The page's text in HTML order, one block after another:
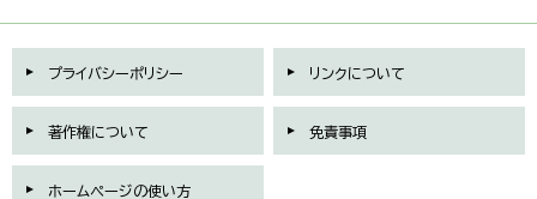
プライバシーポリシー リンクについて
著作権について 免責事項
ホームページの使い方